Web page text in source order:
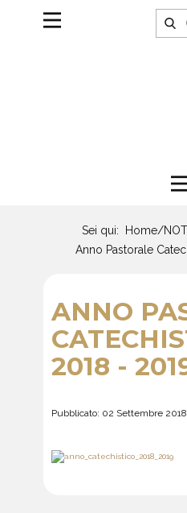
Sei qui: Home/
Anno Pastorale
ANNO
2018 -
Pubblicato: 02 Settembre 2018